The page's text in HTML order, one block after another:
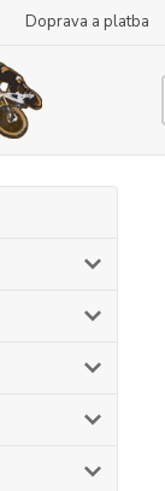
Doprava a platba